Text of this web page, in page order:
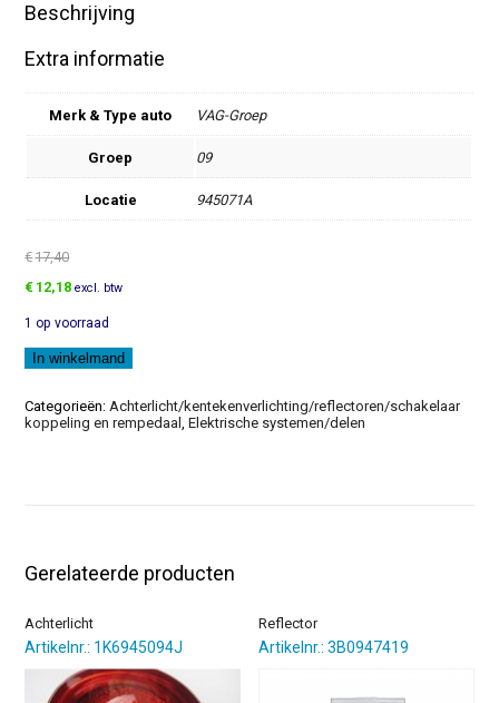
Beschrijving
Extra informatie
Merk & Type auto VAG-Groep
Groep 09
Locatie 945071A
€17,40
Oorspronkelijke
was:
€17,40.
€ 12,18Huidige
is:
€12,18.
excl. btw
1 op voorraad
Zijmarkeringslichten
aantal
In winkelmand
Categorieën:Achterlicht/kentekenverlichting/reflectoren/schakelaar
koppeling en rempedaal,Elektrische systemen/delen
Gerelateerde producten
Achterlicht
Artikelnr.: 1K6945094J
Reflector
Artikelnr.: 3B0947419